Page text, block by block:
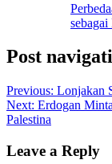
Post
Previous: Lonjakan
Next: Erdogan
Palestina
Leave a Reply